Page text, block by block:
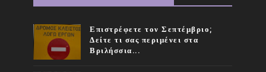
Επιστρέφετε τον Σεπτέμβριο;
Δείτε τι σας περιμένει στα
Βριλήσσια...